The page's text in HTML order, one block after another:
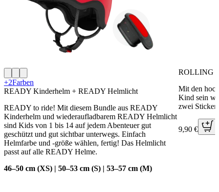
+2Farben
READY Kinderhelm + READY Helmlicht
READY to ride! Mit diesem Bundle aus READY
Kinderhelm und wiederaufladbarem READY Helmlicht
sind Kids von 1 bis 14 auf jedem Abenteuer gut
geschützt und gut sichtbar unterwegs. Einfach
Helmfarbe und -größe wählen, fertig! Das Helmlicht
passt auf alle READY Helme.
46–50 cm (XS) | 50–53 cm (S) | 53–57 cm (M)
ROLLING
Mit den
Kind sein
zwei
9,90 €